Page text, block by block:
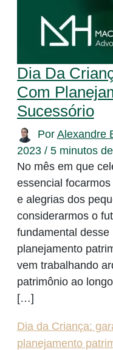
Dia Da
Com
Sucessório
Por Alexandre
2023 / 5 minutos
No mês em que
essencial
e alegrias dos
considerarmos o
fundamental
planejamento
vem trabalhando
patrimônio ao
[…]
Dia da Criança:
planejamento